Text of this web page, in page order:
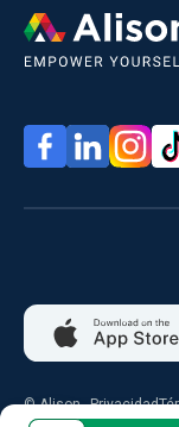
© Alison Privacidad